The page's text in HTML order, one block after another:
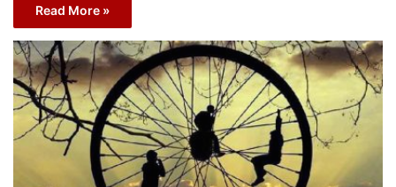
Read More »